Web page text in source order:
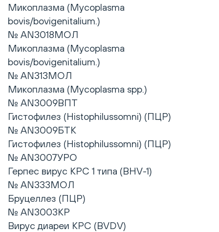
Микоплазма (Mycoplasma
bovis/bovigenitalium.)
№ AN3018МОЛ
Микоплазма (Mycoplasma
bovis/bovigenitalium.)
№ AN313МОЛ
Микоплазма (Mycoplasma spp.)
№ AN3009ВПТ
Гистофилез (Histophilussomni) (ПЦР)
№ AN3009БТК
Гистофилез (Histophilussomni) (ПЦР)
№ AN3007УРО
Герпес вирус КРС 1 типа (BHV-1)
№ AN333МОЛ
Бруцеллез (ПЦР)
№ AN3003КР
Вирус диареи КРС (BVDV)